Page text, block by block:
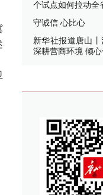
个试点如何拉动全
守诚信 心比心
新华社报道唐山丨
深耕营商环境 倾